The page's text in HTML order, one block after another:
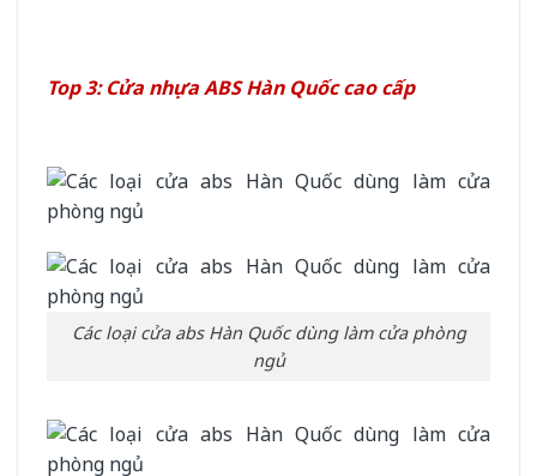
Top 3: Cửa nhựa ABS Hàn Quốc cao cấp
Các loại cửa abs Hàn Quốc dùng làm cửa phòng
ngủ